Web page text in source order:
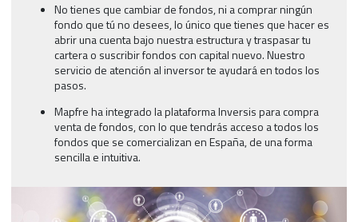
No tienes que cambiar de fondos, ni a comprar ningún
fondo que tú no desees, lo único que tienes que hacer es
abrir una cuenta bajo nuestra estructura y traspasar tu
cartera o suscribir fondos con capital nuevo. Nuestro
servicio de atención al inversor te ayudará en todos los
pasos.
Mapfre ha integrado la plataforma Inversis para compra
venta de fondos, con lo que tendrás acceso a todos los
fondos que se comercializan en España, de una forma
sencilla e intuitiva.